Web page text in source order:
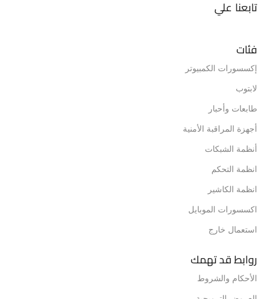
تابعنا علي
فئات
إكسسورات الكمبيوتر
لابتوب
طابعات وأحبار
أجهزة المراقبة الأمنية
أنظمة الشبكات
انظمة التحكم
انظمة الكاشير
اكسسورات الموبايل
استعمال خارج
روابط قد تهمك
الأحكام والشروط